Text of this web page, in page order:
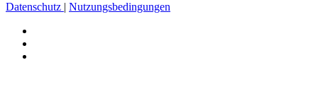
Datenschutz | Nutzungsbedingungen